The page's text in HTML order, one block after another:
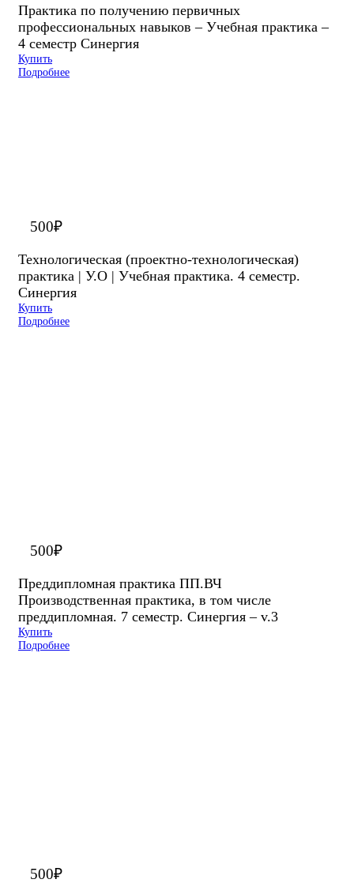
Практика по получению первичных
профессиональных навыков – Учебная практика –
4 семестр Синергия
Купить
Подробнее
500₽
Технологическая (проектно-технологическая)
практика | У.О | Учебная практика. 4 семестр.
Синергия
Купить
Подробнее
500₽
Преддипломная практика ПП.ВЧ
Производственная практика, в том числе
преддипломная. 7 семестр. Синергия – v.3
Купить
Подробнее
500₽